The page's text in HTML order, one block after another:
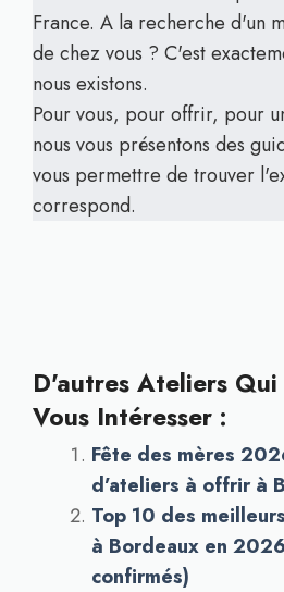
France. A la recherche d'un
de chez vous ? C'est
nous existons.
Pour vous, pour offrir, pour
nous vous présentons des
vous permettre de trouver
correspond.
D'autres Ateliers
Vous Intéresser :
Fête des mères
d’ateliers à offrir à
Top 10 des
à Bordeaux en
confirmés)